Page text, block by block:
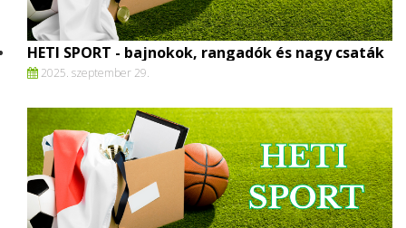
HETI SPORT - bajnokok, rangadók és nagy csaták
2025. szeptember 29.